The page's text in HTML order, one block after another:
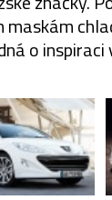
o inspiraci